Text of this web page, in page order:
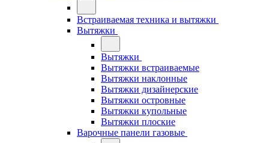
Встраиваемая техника и вытяжки
Вытяжки
Вытяжки
Вытяжки встраиваемые
Вытяжки наклонные
Вытяжки дизайнерские
Вытяжки островные
Вытяжки купольные
Вытяжки плоские
Варочные панели газовые